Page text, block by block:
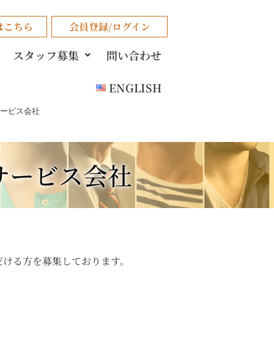
こちら 会員登録/ログイン
スタッフ募集 問い合わせ
ENGLISH
ビス会社
ビス会社
る方を募集しております。